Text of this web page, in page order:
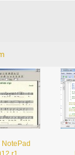
NotePad